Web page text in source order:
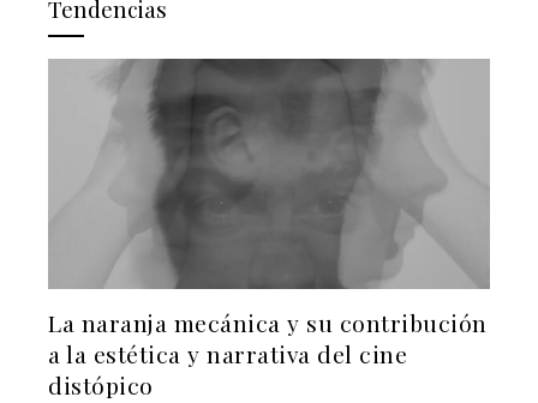
Tendencias
La naranja mecánica y su contribución
a la estética y narrativa del cine
distópico